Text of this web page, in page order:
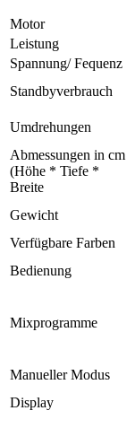
Motor
Leistung
Spannung/ Fequenz
Standbyverbrauch
Umdrehungen
Abmessungen in cm
(Höhe * Tiefe *
Breite
Gewicht
Verfügbare Farben
Bedienung
Mixprogramme
Manueller Modus
Display